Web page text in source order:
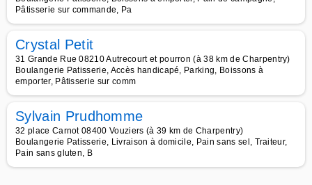
Pâtisserie sur commande, Pa
Crystal Petit
31 Grande Rue 08210 Autrecourt et pourron (à 38 km de Charpentry)
Boulangerie Patisserie, Accès handicapé, Parking, Boissons à
emporter, Pâtisserie sur comm
Sylvain Prudhomme
32 place Carnot 08400 Vouziers (à 39 km de Charpentry)
Boulangerie Patisserie, Livraison à domicile, Pain sans sel, Traiteur,
Pain sans gluten, B